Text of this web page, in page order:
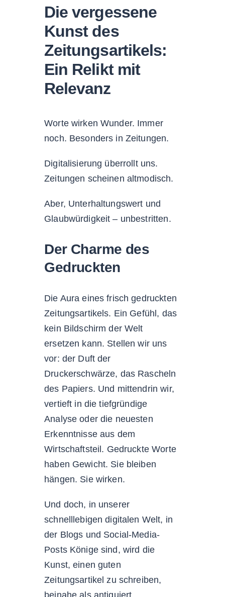
Die vergessene
Kunst des
Zeitungsartikels:
Ein Relikt mit
Relevanz
Worte wirken Wunder. Immer
noch. Besonders in Zeitungen.
Digitalisierung überrollt uns.
Zeitungen scheinen altmodisch.
Aber, Unterhaltungswert und
Glaubwürdigkeit – unbestritten.
Der Charme des
Gedruckten
Die Aura eines frisch gedruckten
Zeitungsartikels. Ein Gefühl, das
kein Bildschirm der Welt
ersetzen kann. Stellen wir uns
vor: der Duft der
Druckerschwärze, das Rascheln
des Papiers. Und mittendrin wir,
vertieft in die tiefgründige
Analyse oder die neuesten
Erkenntnisse aus dem
Wirtschaftsteil. Gedruckte Worte
haben Gewicht. Sie bleiben
hängen. Sie wirken.
Und doch, in unserer
schnelllebigen digitalen Welt, in
der Blogs und Social-Media-
Posts Könige sind, wird die
Kunst, einen guten
Zeitungsartikel zu schreiben,
beinahe als antiquiert